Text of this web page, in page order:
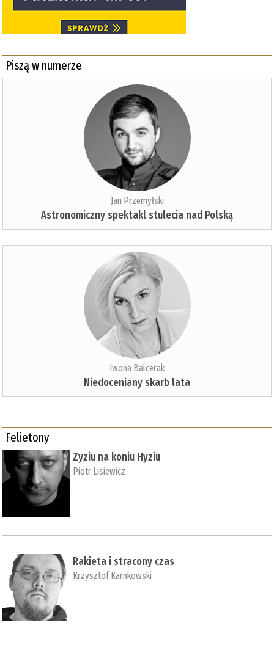
Piszą w numerze
Jan Przemyłski
Astronomiczny spektakl stulecia nad Polską
Iwona Balcerak
Niedoceniany skarb lata
Felietony
Zyziu na koniu Hyziu
Piotr Lisiewicz
Rakieta i stracony czas
Krzysztof Karnkowski